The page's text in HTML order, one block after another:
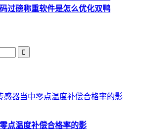
过磅称重软件是怎么优化双鸭
点温度补偿合格率的影